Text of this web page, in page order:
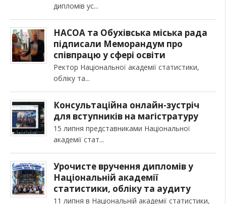
дипломів ус
НАСОА та Обухівська міська рада
підписали Меморандум про
співпрацю у сфері освіти
Ректор Національної академії статистики,
обліку та
Консультаційна онлайн-зустріч
для вступників на магістратуру
15 липня представниками Національної
академії стат
Урочисте вручення дипломів у
Національній академії
статистики, обліку та аудиту
11 липня в Національній академії статистики,